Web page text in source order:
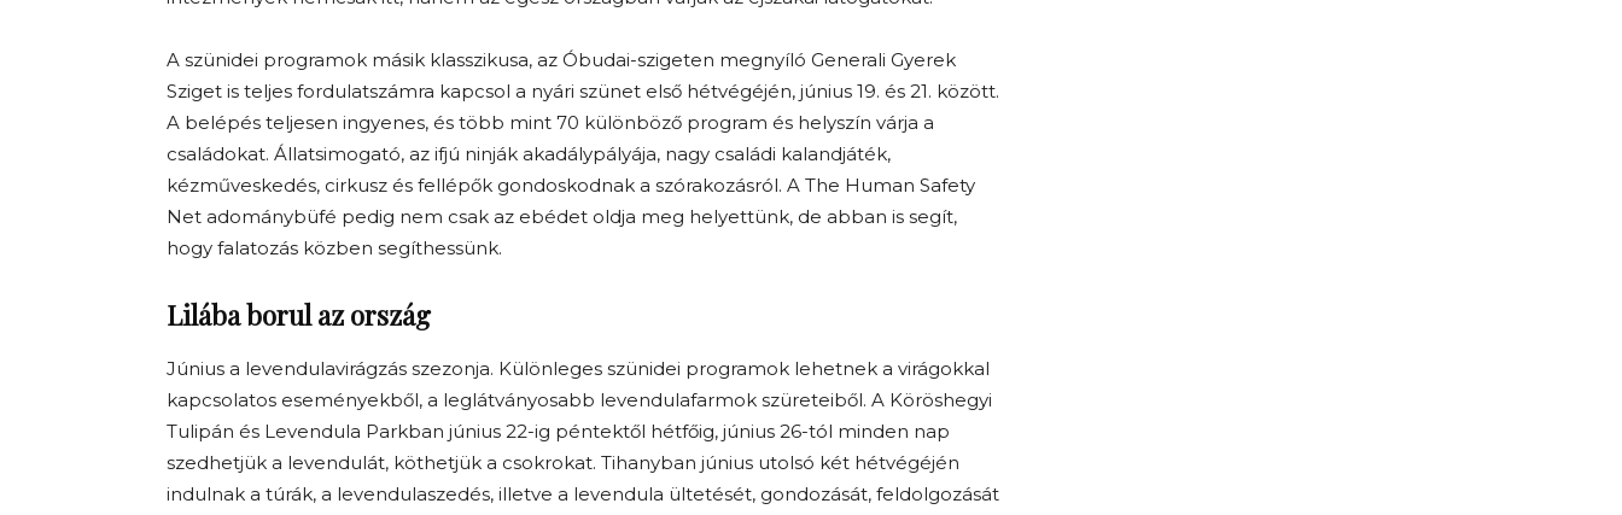
A szünidei programok másik klasszikusa, az Óbudai-szigeten megnyíló Generali Gyerek
Sziget is teljes fordulatszámra kapcsol a nyári szünet első hétvégéjén, június 19. és 21. között.
A belépés teljesen ingyenes, és több mint 70 különböző program és helyszín várja a
családokat. Állatsimogató, az ifjú ninják akadálypályája, nagy családi kalandjáték,
kézműveskedés, cirkusz és fellépők gondoskodnak a szórakozásról. A The Human Safety
Net adománybüfé pedig nem csak az ebédet oldja meg helyettünk, de abban is segít,
hogy falatozás közben segíthessünk.
Lilába borul az ország
Június a levendulavirágzás szezonja. Különleges szünidei programok lehetnek a virágokkal
kapcsolatos eseményekből, a leglátványosabb levendulafarmok szüreteiből. A Köröshegyi
Tulipán és Levendula Parkban június 22-ig péntektől hétfőig, június 26-tól minden nap
szedhetjük a levendulát, köthetjük a csokrokat. Tihanyban június utolsó két hétvégéjén
indulnak a túrák, a levendulaszedés, illetve a levendula ültetését, gondozását, feldolgozását